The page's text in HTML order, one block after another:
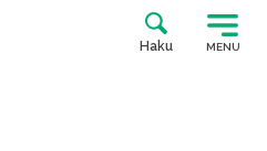
Haku MENU